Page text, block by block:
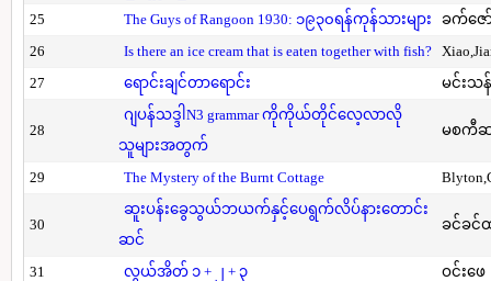
25
The Guys of Rangoon 1930: ၁၉၃၀ရန်ကုန်သားများ
ခက်ဇေ
26
Is there an ice cream that is eaten together with fish?
27
ရောင်းချင်တာရောင်း မင်းသ
28
ဂျပန်သဒ္ဒါN3 grammar ကိုကိုယ်တိုင်လေ့လာလို
သူများအတွက်
မစကီ
29 The Mystery of the Burnt Cottage
30
ဆူးပန်းခွေသွယ်ဘယက်နှင့်ပေရွက်လိပ်နားတောင်း
ဆင်
ခင်ခင်
31 လွယ်အိတ် ၁ + ၂ + ၃
ဝင်းဖေ